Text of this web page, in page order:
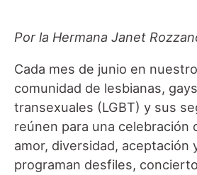
Por la Hermana Janet
Cada mes de junio en
comunidad de lesbianas,
transexuales (LGBT) y sus
reúnen para una celebración
amor, diversidad, aceptación
programan desfiles,